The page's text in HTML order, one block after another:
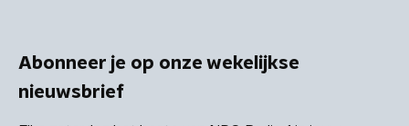
Abonneer je op onze wekelijkse
nieuwsbrief